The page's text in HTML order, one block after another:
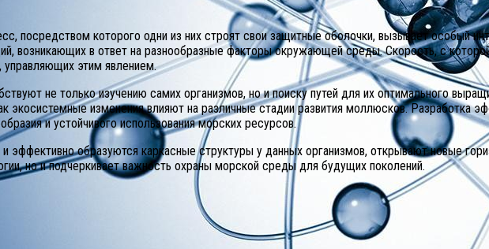
посредством которого одни из них строят свои защитные оболочки, вызывает особый
возникающих в ответ на разнообразные факторы окружающей среды. Скорость, с
управляющих этим явлением.
не только изучению самих организмов, но и поиску путей для их оптимального
экосистемные изменения влияют на различные стадии развития моллюсков. Разработка
и устойчивого использования морских ресурсов.
образуются каркасные структуры у данных организмов, открывают новые
но и подчеркивает важность охраны морской среды для будущих поколений.